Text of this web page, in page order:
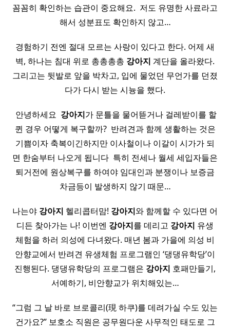
꼼꼼히 확인하는 습관이 중요해요. ​ 저도 유명한 사료라고
해서 성분표도 확인하지 않고…
경험하기 전엔 절대 모르는 사랑이 있다고 한다. 어제 새
벽, 하나는 침대 위로 총총총총 강아지 계단을 올라왔다.
그리고는 뒷발로 앞을 박차고, 입에 물었던 무언가를 던졌
다가 다시 받는 시늉을 했다.
​ 안녕하세요 ​ 강아지가 문틀을 물어뜯거나 걸레받이를 할
퀸 경우 어떻게 복구할까? ​ 반려견과 함께 생활하는 것은
기쁨이자 축복이긴하지만 이사철이나 이갈이 시가가 되
면 한숨부터 나오게 됩니다 ​ 특히 전세나 월세 세입자들은
퇴거전에 원상복구를 하여야 임대인과 분쟁이나 보증금
차금등이 발생하지 않기 때문…
나는야 강아지 헬리콥터맘! 강아지와 함께할 수 있다면 어
디든 찾아가는 나! 이번엔 강아지를 데리고 강아지 유생
체험을 하러 의성에 다녀왔다. 매년 봄과 가을에 의성 비
안향교에서 반려견 유생체험 프로그램인 ‘댕댕유학당’이
진행된다. 댕댕유학당의 프로그램은 강아지 호패만들기,
서예하기, 비안향교가 위치해있는…
“그럼 그 날 바로 브로콜리(現 하쿠)를 데려가실 수도 있는
건가요?” 보호소 직원은 공무원다운 사무적인 태도로 그